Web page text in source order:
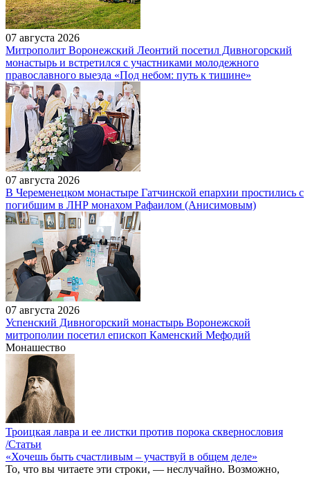
07 августа 2026
Митрополит Воронежский Леонтий посетил Дивногорский
монастырь и встретился с участниками молодежного
православного выезда «Под небом: путь к тишине»
07 августа 2026
В Череменецком монастыре Гатчинской епархии простились с
погибшим в ЛНР монахом Рафаилом (Анисимовым)
07 августа 2026
Успенский Дивногорский монастырь Воронежской
митрополии посетил епископ Каменский Мефодий
Монашество
Троицкая лавра и ее листки против порока сквернословия
/Статьи
«Хочешь быть счастливым – участвуй в общем деле»
То, что вы читаете эти строки, — неслучайно. Возможно,